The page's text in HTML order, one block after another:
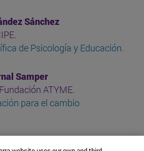
Sánchez
de Psicología y Educación.
Samper
ATYME.
para el cambio